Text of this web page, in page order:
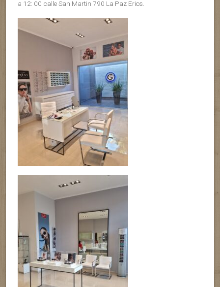
a 12: 00 calle San Martin 790 La Paz Erios.